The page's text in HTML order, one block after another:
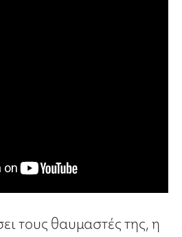
τους θαυμαστές της, η